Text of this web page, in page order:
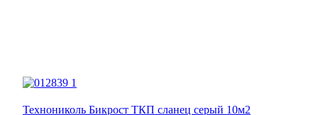
Технониколь Бикрост ТКП сланец серый 10м2